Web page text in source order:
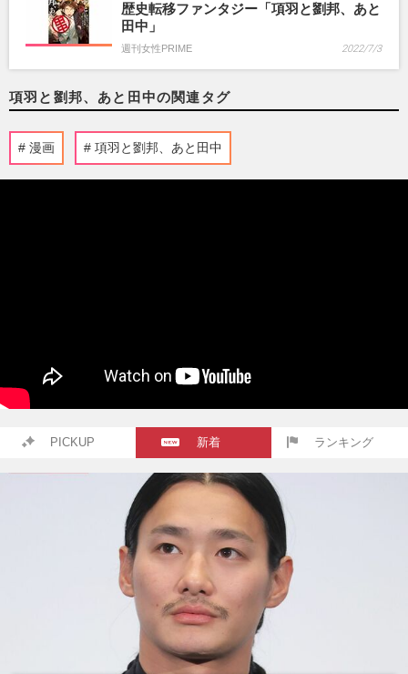
歴史転移ファンタジー「項羽と劉邦、あと
田中」
週刊女性PRIME 2022/7/3
項羽と劉邦、あと田中の関連タグ
漫画 項羽と劉邦、あと田中
PICKUP 新着 ランキング